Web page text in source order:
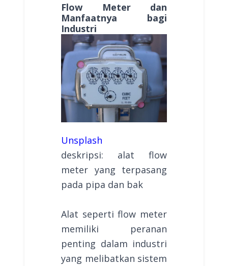
Flow Meter dan
Manfaatnya bagi
Industri
Unsplash
deskripsi: alat flow
meter yang terpasang
pada pipa dan bak
Alat seperti flow meter
memiliki peranan
penting dalam industri
yang melibatkan sistem